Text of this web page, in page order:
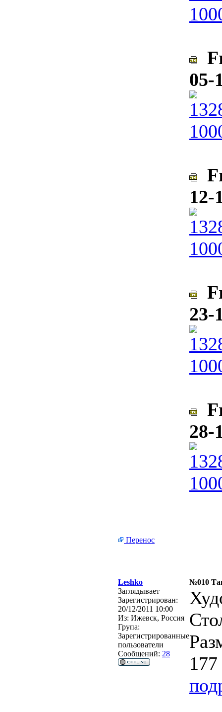
05-
12-
23-
28-
Перенос
Leshko
№010
Заглядывает
Зарегистрирован:
20/12/2011 10:00
Из: Ижевск, Россия
Група:
Зарегистрированные
пользователи
Сообщений: 28